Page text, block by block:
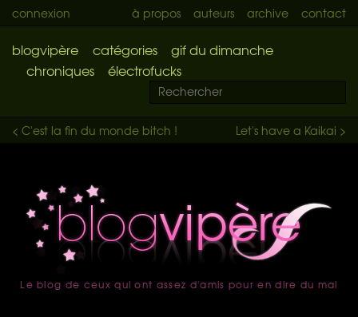
connexion à propos auteurs archive contact
blogvipère catégories
gif du dimanche
chroniques
électrofucks
Let's have a Kaikai >
< C'est la fin du monde bitch !
accueil
Le blog de ceux qui ont assez d'amis pour en dire du mal